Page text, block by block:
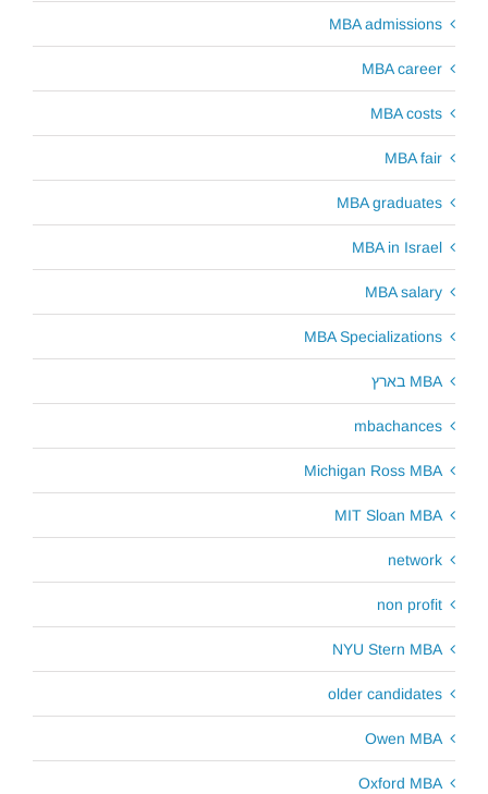
MBA admissions
MBA career
MBA costs
MBA fair
MBA graduates
MBA in Israel
MBA salary
MBA Specializations
MBA בארץ
mbachances
Michigan Ross MBA
MIT Sloan MBA
network
non profit
NYU Stern MBA
older candidates
Owen MBA
Oxford MBA